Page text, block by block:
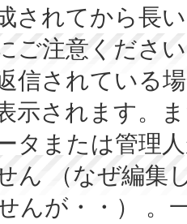
されてから長
ご注意くださ
信されている
示されます。
タまたは管理
ん （なぜ編集
んが・・） 。